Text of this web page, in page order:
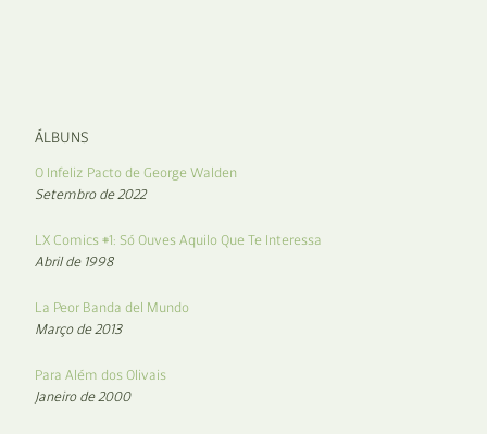
ÁLBUNS
O Infeliz Pacto de George Walden
Setembro de 2022
LX Comics #1: Só Ouves Aquilo Que Te Interessa
Abril de 1998
La Peor Banda del Mundo
Março de 2013
Para Além dos Olivais
Janeiro de 2000